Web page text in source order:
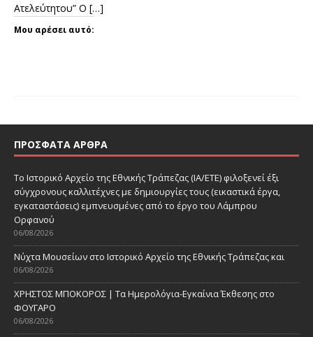
Ατελεύτητου” Ο […]
Μου αρέσει αυτό:
ΠΡΌΣΦΑΤΑ ΆΡΘΡΑ
Το Ιστορικό Αρχείο της Εθνικής Τράπεζας (ΙΑ/ΕΤΕ) φιλοξενεί έξι
σύγχρονους καλλιτέχνες με δημιουργίες τους (εικαστικά έργα,
εγκαταστάσεις) εμπνευσμένες από το έργο του Λάμπρου
Ορφανού
06/08/2026
Νύχτα Μουσείων στο Ιστορικό Αρχείο της Εθνικής Τράπεζας και
06/08/2026
ΧΡΗΣΤΟΣ ΜΠΟΚΟΡΟΣ | Τα Ημερολόγια-Εγκαίνια Έκθεσης στο
ΦΟΥΓΑΡΟ
06/08/2026